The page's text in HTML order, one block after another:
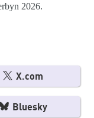
2026.
X.com
Bluesky